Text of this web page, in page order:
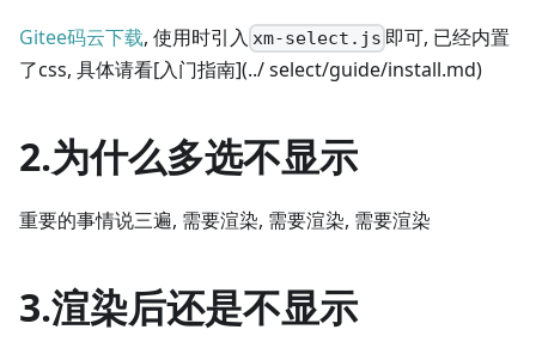
Gitee码云下载, 使用时引入 xm-select.js 即可, 已经内置
了css, 具体请看[入门指南](../ select/guide/install.md)
2.为什么多选不显示
重要的事情说三遍, 需要渲染, 需要渲染, 需要渲染
3.渲染后还是不显示